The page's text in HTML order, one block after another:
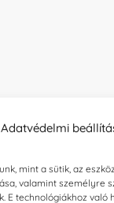
Adatvédelmi
mint a sütik, az
valamint személyre
E technológiákhoz